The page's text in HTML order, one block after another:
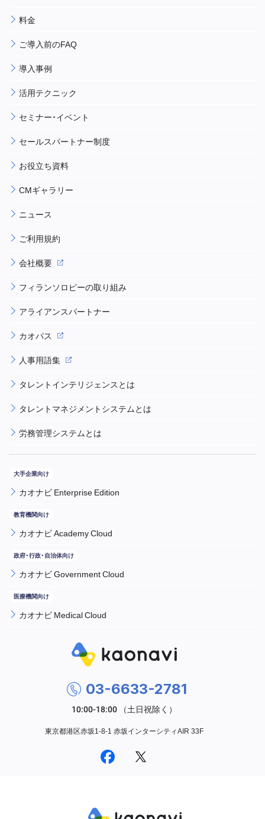
料金
ご導入前のFAQ
導入事例
活用テクニック
セミナー・イベント
セールスパートナー制度
お役立ち資料
CMギャラリー
ニュース
ご利用規約
会社概要
フィランソロピーの取り組み
アライアンスパートナー
カオパス
人事用語集
タレントインテリジェンスとは
タレントマネジメントシステムとは
労務管理システムとは
カオナビ Enterprise Edition
カオナビ Academy Cloud
カオナビ Government Cloud
カオナビ Medical Cloud
03-6633-2781
東京都港区赤坂1-8-1 赤坂インターシティAIR 33F